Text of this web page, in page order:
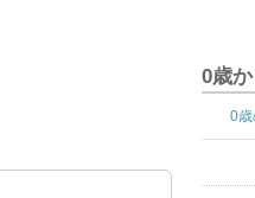
0歳
0歳